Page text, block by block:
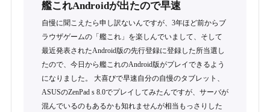
艦これAndroidが出たので早速
自慢に聞こえたら申し訳ないんですが、3年ほど前からブ
ラウザゲームの「艦これ」を楽しんでいまして、そして
最近発表されたAndroid版の先行登録に登録した所当選し
たので、今日から艦これのAndroid版がプレイできるよう
になりました。 大喜びで早速自分の自慢のタブレット、
ASUSのZenPad s 8.0でプレイしてみたんですが、サーバが
混んでいるのもあるかも知れませんが相当もっさりした